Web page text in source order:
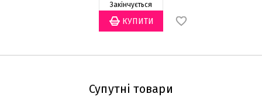
Закінчується
Супутні товари